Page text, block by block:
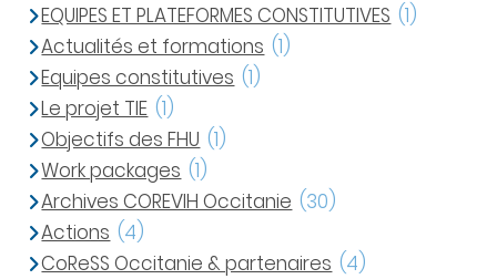
EQUIPES ET PLATEFORMES CONSTITUTIVES (1)
Actualités et formations (1)
Equipes constitutives (1)
Le projet TIE (1)
Objectifs des FHU (1)
Work packages (1)
Archives COREVIH Occitanie (30)
Actions (4)
CoReSS Occitanie & partenaires (4)